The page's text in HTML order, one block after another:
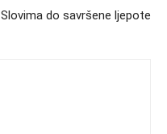
Slovima do savršene ljepote